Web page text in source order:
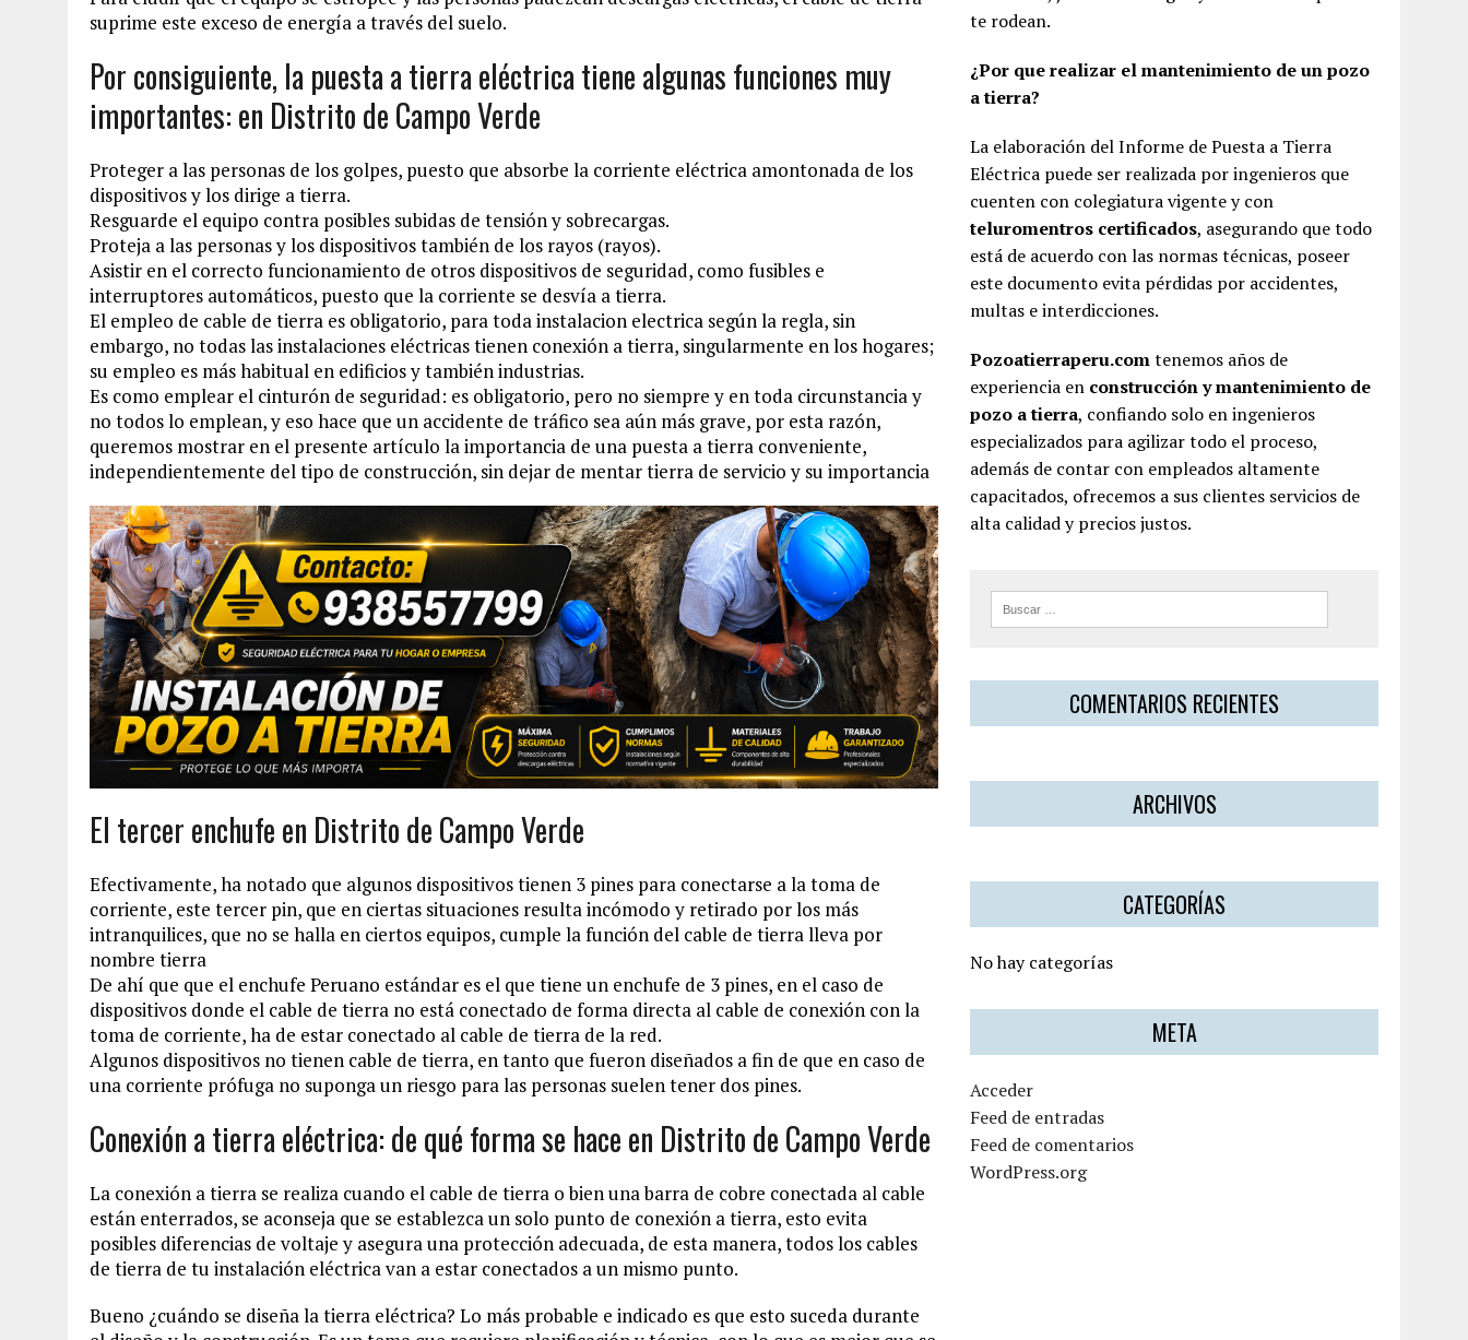
suprime este exceso de energía a través del suelo.
Por consiguiente, la puesta a tierra eléctrica tiene algunas funciones muy
importantes: en Distrito de Campo Verde
Proteger a las personas de los golpes, puesto que absorbe la corriente eléctrica amontonada de los
dispositivos y los dirige a tierra.
Resguarde el equipo contra posibles subidas de tensión y sobrecargas.
Proteja a las personas y los dispositivos también de los rayos (rayos).
Asistir en el correcto funcionamiento de otros dispositivos de seguridad, como fusibles e
interruptores automáticos, puesto que la corriente se desvía a tierra.
El empleo de cable de tierra es obligatorio, para toda instalacion electrica según la regla, sin
embargo, no todas las instalaciones eléctricas tienen conexión a tierra, singularmente en los hogares;
su empleo es más habitual en edificios y también industrias.
Es como emplear el cinturón de seguridad: es obligatorio, pero no siempre y en toda circunstancia y
no todos lo emplean, y eso hace que un accidente de tráfico sea aún más grave, por esta razón,
queremos mostrar en el presente artículo la importancia de una puesta a tierra conveniente,
independientemente del tipo de construcción, sin dejar de mentar tierra de servicio y su importancia
El tercer enchufe en Distrito de Campo Verde
Efectivamente, ha notado que algunos dispositivos tienen 3 pines para conectarse a la toma de
corriente, este tercer pin, que en ciertas situaciones resulta incómodo y retirado por los más
intranquilices, que no se halla en ciertos equipos, cumple la función del cable de tierra lleva por
nombre tierra
De ahí que que el enchufe Peruano estándar es el que tiene un enchufe de 3 pines, en el caso de
dispositivos donde el cable de tierra no está conectado de forma directa al cable de conexión con la
toma de corriente, ha de estar conectado al cable de tierra de la red.
Algunos dispositivos no tienen cable de tierra, en tanto que fueron diseñados a fin de que en caso de
una corriente prófuga no suponga un riesgo para las personas suelen tener dos pines.
Conexión a tierra eléctrica: de qué forma se hace en Distrito de Campo Verde
La conexión a tierra se realiza cuando el cable de tierra o bien una barra de cobre conectada al cable
están enterrados, se aconseja que se establezca un solo punto de conexión a tierra, esto evita
posibles diferencias de voltaje y asegura una protección adecuada, de esta manera, todos los cables
de tierra de tu instalación eléctrica van a estar conectados a un mismo punto.
Bueno ¿cuándo se diseña la tierra eléctrica? Lo más probable e indicado es que esto suceda durante
te rodean.
¿Por que realizar el mantenimiento de un pozo
a tierra?
La elaboración del Informe de Puesta a Tierra
Eléctrica puede ser realizada por ingenieros que
cuenten con colegiatura vigente y con
teluromentros certificados, asegurando que todo
está de acuerdo con las normas técnicas, poseer
este documento evita pérdidas por accidentes,
multas e interdicciones.
Pozoatierraperu.comtenemos años de
experiencia en construcción y mantenimiento de
pozo a tierra, confiando solo en ingenieros
especializados para agilizar todo el proceso,
además de contar con empleados altamente
capacitados, ofrecemos a sus clientes servicios de
alta calidad y precios justos.
COMENTARIOS RECIENTES
ARCHIVOS
CATEGORÍAS
No hay categorías
META
Acceder
Feed de entradas
Feed de comentarios
WordPress.org